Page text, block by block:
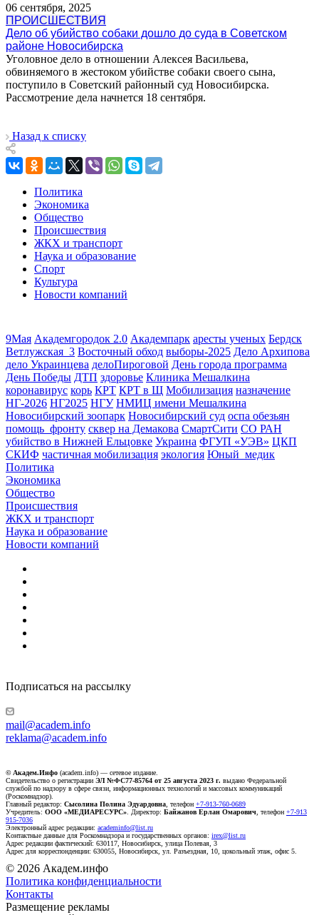
06 сентября, 2025
ПРОИСШЕСТВИЯ
Дело об убийство собаки дошло до суда в Советском
районе Новосибирска
Уголовное дело в отношении Алексея Васильева,
обвиняемого в жестоком убийстве собаки своего сына,
поступило в Советский районный суд Новосибирска.
Рассмотрение дела начнется 18 сентября.
Назад к списку
Политика
Экономика
Общество
Происшествия
ЖКХ и транспорт
Наука и образование
Спорт
Культура
Новости компаний
9Мая Академгородок 2.0 Академпарк аресты ученых Бердск
Ветлужская_3 Восточный обход выборы-2025 Дело Архипова
дело Украинцева делоПироговой День города программа
День Победы ДТП здоровье Клиника Мешалкина
коронавирус корь КРТ КРТ в Щ Мобилизация назначение
НГ-2026 НГ2025 НГУ НМИЦ имени Мешалкина
Новосибирский зоопарк Новосибирский суд оспа обезьян
помощь_фронту сквер на Демакова СмартСити СО РАН
убийство в Нижней Ельцовке Украина ФГУП «УЭВ» ЦКП
СКИФ частичная мобилизация экология Юный_медик
Политика
Экономика
Общество
Происшествия
ЖКХ и транспорт
Наука и образование
Новости компаний
Подписаться на рассылку
mail@academ.info
reklama@academ.info
© Академ.Инфо (academ.info) — сетевое издание.
Свидетельство о регистрации ЭЛ №ФС77-85764 от 25 августа 2023 г. выдано Федеральной
службой по надзору в сфере связи, информационных технологий и массовых коммуникаций
(Роскомнадзор).
Главный редактор: Сысолина Полина Эдуардовна , телефон +7-913-760-0689
Учредитель: ООО «МЕДИАРЕСУРС» . Директор: Байжанов Ерлан Омарович , телефон +7-913
915-7036
Электронный адрес редакции: academinfo@list.ru
Контактные данные для Роскомнадзора и государственных органов: irex@list.ru
Адрес редакции фактический: 630117, Новосибирск, улица Полевая, 3
Адрес для корреспонденции: 630055, Новосибирск, ул. Разъездная, 10, цокольный этаж, офис 5.
© 2026 Академ.инфо
Политика конфиденциальности
Контакты
Размещение рекламы